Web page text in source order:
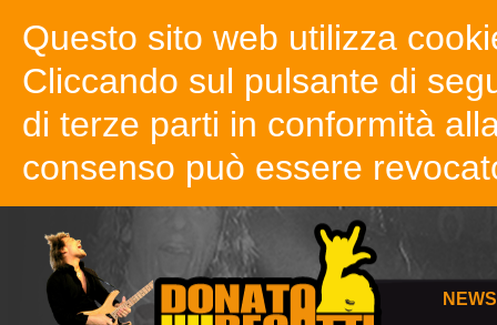
Questo sito web utilizza
Cliccando sul pulsante di
di terze parti in conformità
consenso può essere
NEWS